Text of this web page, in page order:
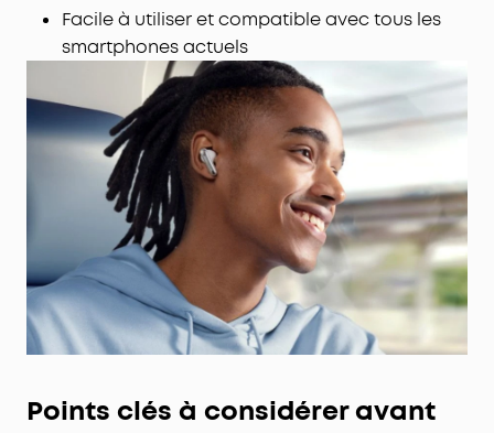
Facile à utiliser et compatible avec tous les
smartphones actuels
Points clés à considéreravant